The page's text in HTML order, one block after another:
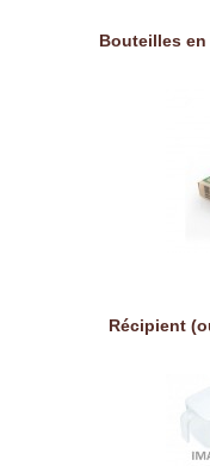
Bouteilles
Récipient